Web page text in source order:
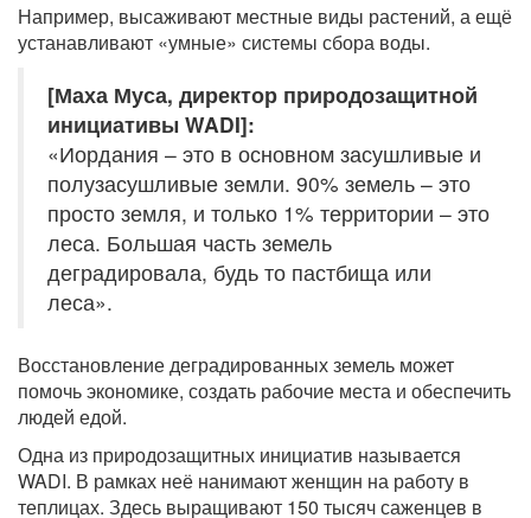
Например, высаживают местные виды растений, а ещё
устанавливают «умные» системы сбора воды.
[Маха Муса, директор природозащитной
инициативы WADI]:
«Иордания – это в основном засушливые и
полузасушливые земли. 90% земель – это
просто земля, и только 1% территории – это
леса. Большая часть земель
деградировала, будь то пастбища или
леса».
Восстановление деградированных земель может
помочь экономике, создать рабочие места и обеспечить
людей едой.
Одна из природозащитных инициатив называется
WADI. В рамках неё нанимают женщин на работу в
теплицах. Здесь выращивают 150 тысяч саженцев в